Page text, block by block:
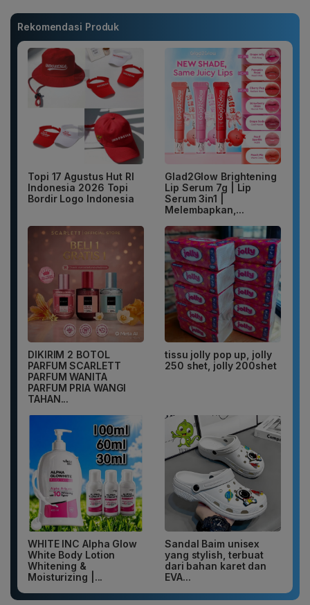
Rekomendasi Produk
Topi 17 Agustus Hut RI
Indonesia 2026 Topi
Bordir Logo Indonesia
Glad2Glow Brightening
Lip Serum 7g | Lip
Serum 3in1 |
Melembapkan,...
DIKIRIM 2 BOTOL
PARFUM SCARLETT
PARFUM WANITA
PARFUM PRIA WANGI
TAHAN...
tissu jolly pop up, jolly
250 shet, jolly 200shet
WHITE INC Alpha Glow
White Body Lotion
Whitening &
Moisturizing |...
Sandal Baim unisex
yang stylish, terbuat
dari bahan karet dan
EVA...